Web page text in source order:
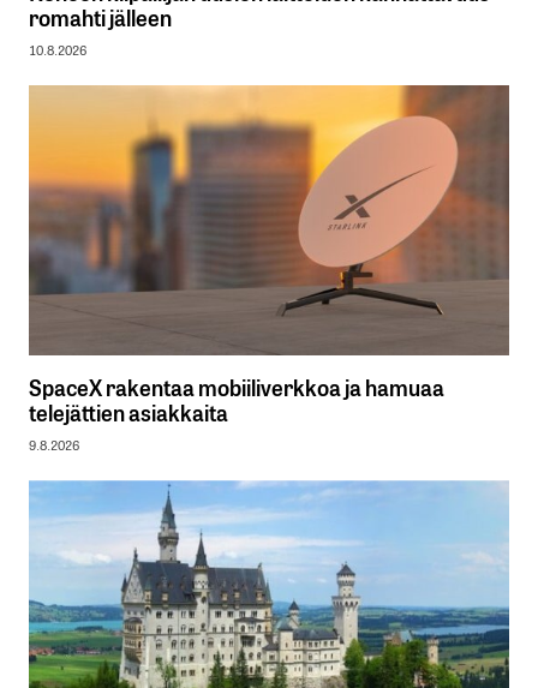
romahti jälleen
10.8.2026
SpaceX rakentaa mobiiliverkkoa ja hamuaa
telejättien asiakkaita
9.8.2026